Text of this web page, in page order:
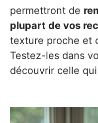
permettront de
plupart de vos
texture proche et
Testez-les dans
découvrir celle